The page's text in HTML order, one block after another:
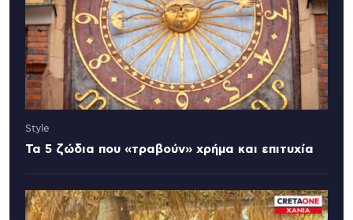
Style
Τα 5 ζώδια που «τραβούν» χρήμα και επιτυχία